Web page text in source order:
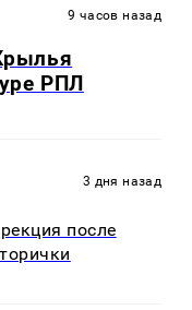
9 часов назад
РПЛ
3 дня назад
после